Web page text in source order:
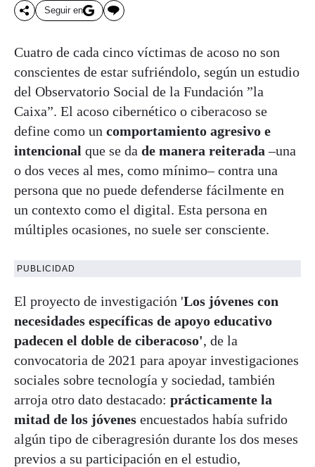
Seguir en
Cuatro de cada cinco víctimas de acoso no son
conscientes de estar sufriéndolo, según un estudio
del Observatorio Social de la Fundación ”la
Caixa”. El acoso cibernético o ciberacoso se
define como un comportamiento agresivo e
intencional que se da de manera reiterada –una
o dos veces al mes, como mínimo– contra una
persona que no puede defenderse fácilmente en
un contexto como el digital. Esta persona en
múltiples ocasiones, no suele ser consciente.
PUBLICIDAD
El proyecto de investigación 'Los jóvenes con
necesidades específicas de apoyo educativo
padecen el doble de ciberacoso', de la
convocatoria de 2021 para apoyar investigaciones
sociales sobre tecnología y sociedad, también
arroja otro dato destacado: prácticamente la
mitad de los jóvenes encuestados había sufrido
algún tipo de ciberagresión durante los dos meses
previos a su participación en el estudio,